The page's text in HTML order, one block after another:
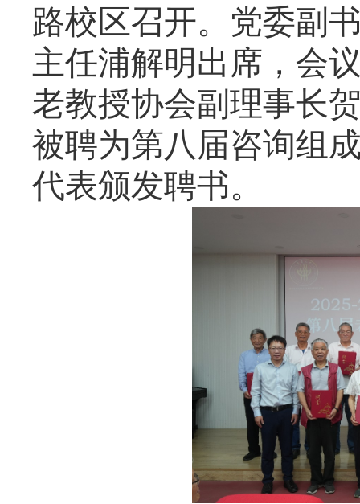
路校区召开。党委副
主任浦解明出席，会
老教授协会副理事长
被聘为第八届咨询组
代表颁发聘书。